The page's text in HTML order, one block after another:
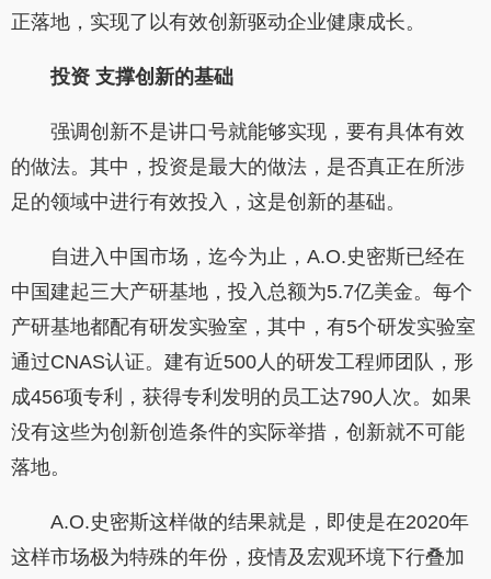
正落地，实现了以有效创新驱动企业健康成长。
投资 支撑创新的基础
强调创新不是讲口号就能够实现，要有具体有效
的做法。其中，投资是最大的做法，是否真正在所涉
足的领域中进行有效投入，这是创新的基础。
自进入中国市场，迄今为止，A.O.史密斯已经在
中国建起三大产研基地，投入总额为5.7亿美金。每个
产研基地都配有研发实验室，其中，有5个研发实验室
通过CNAS认证。建有近500人的研发工程师团队，形
成456项专利，获得专利发明的员工达790人次。如果
没有这些为创新创造条件的实际举措，创新就不可能
落地。
A.O.史密斯这样做的结果就是，即使是在2020年
这样市场极为特殊的年份，疫情及宏观环境下行叠加